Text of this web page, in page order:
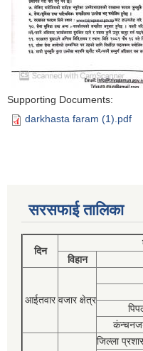
Supporting Documents:
darkhasta faram (1).pdf
सरसफाई तालिका
दिन
विहान
आईतवार वजार क्षेत्र
जिल्ला